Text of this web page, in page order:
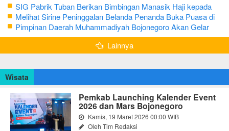
SIG Pabrik Tuban Berikan Bimbingan Manasik Haji kepada
CJH Kabupaten Tuban
Melihat Sirine Peninggalan Belanda Penanda Buka Puasa di
Pendopo Bupati Blora
Pimpinan Daerah Muhammadiyah Bojonegoro Akan Gelar
Salat Iduladha 9 Juli 2022
Lainnya
Wisata
Pemkab Launching Kalender Event
2026 dan Mars Bojonegoro
Kamis, 19 Maret 2026 00:00 WIB
Oleh Tim Redaksi